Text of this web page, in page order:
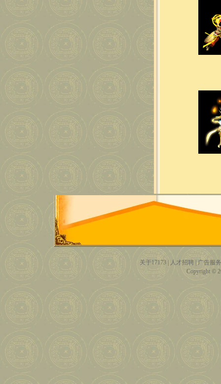
关于17173 人才招聘 |广告服务
Copyright ©